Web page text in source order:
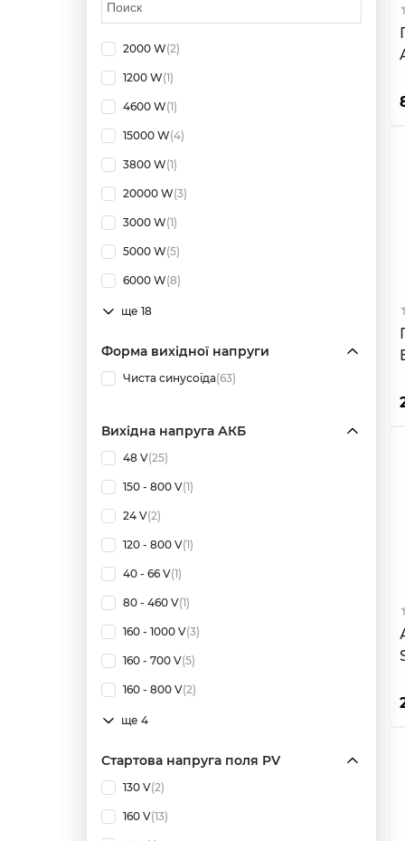
2000 W(2)
1200 W(1)
4600 W(1)
15000 W(4)
3800 W(1)
20000 W(3)
3000 W(1)
5000 W(5)
6000 W(8)
ще 18
Форма вихідної напруги
Чиста синусоїда(63)
Вихідна напруга АКБ
48 V(25)
150 - 800 V(1)
24 V(2)
120 - 800 V(1)
40 - 66 V(1)
80 - 460 V(1)
160 - 1000 V(3)
160 - 700 V(5)
160 - 800 V(2)
ще 4
Стартова напруга поля PV
130 V(2)
160 V(13)